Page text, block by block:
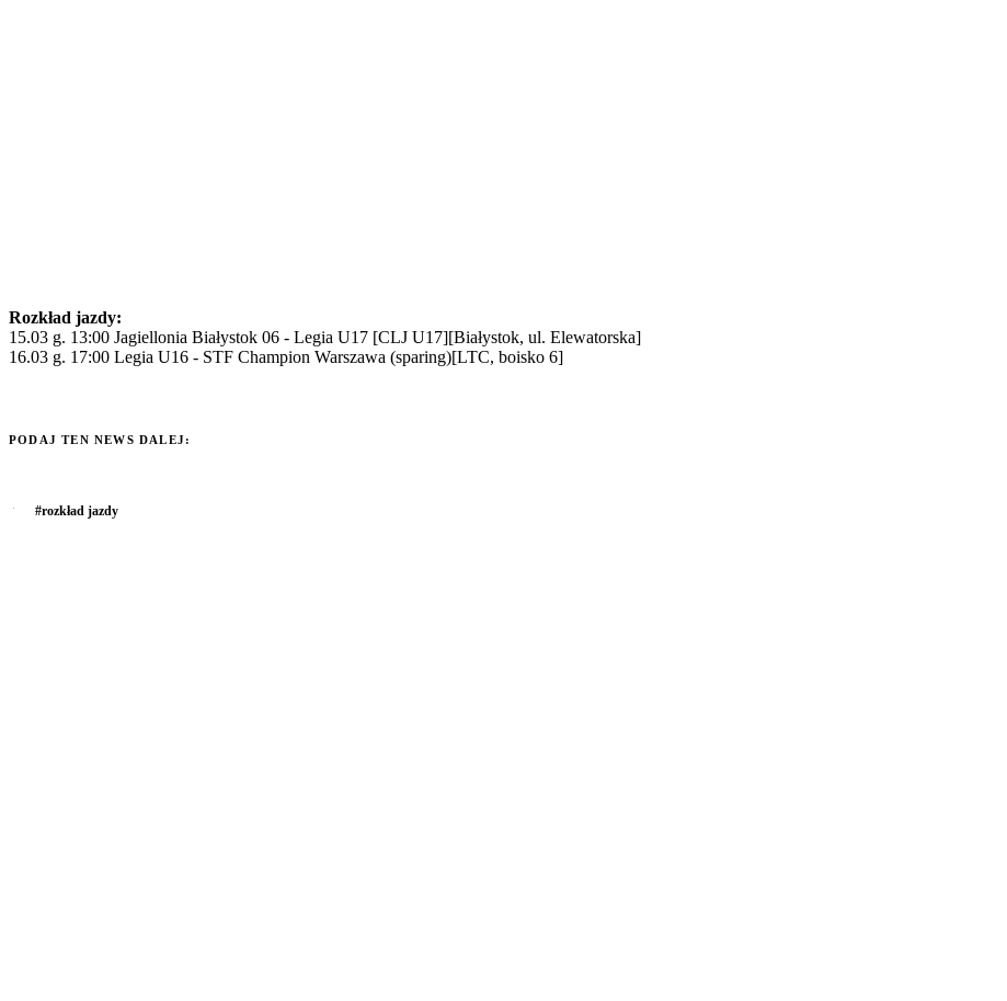
Rozkład jazdy:
15.03 g. 13:00 Jagiellonia Białystok 06 - Legia U17 [CLJ U17][Białystok, ul. Elewatorska]
16.03 g. 17:00 Legia U16 - STF Champion Warszawa (sparing)[LTC, boisko 6]
PODAJ TEN NEWS DALEJ:
#rozkład jazdy